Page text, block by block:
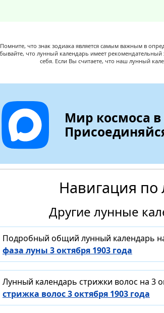
Помните, что знак зодиака является самым важным в
что лунный календарь имеет
себя. Если Вы считаете, что наш лунный
Мир космоса в
Навигация
Другие лунные
Подробный общий лунный календарь
фаза луны 3 октября 1903 года
Лунный календарь стрижки волос на 3
стрижка волос 3 октября 1903 года